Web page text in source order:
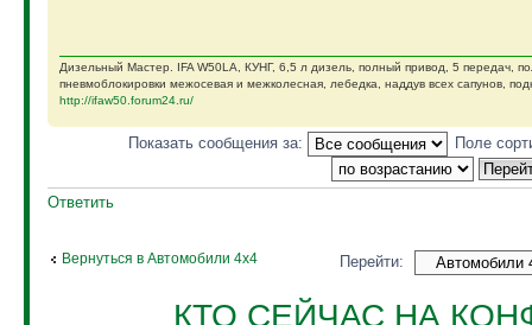
Дизельный Мастер. IFA W50LA, КУНГ, 6,5 л дизель, полный привод, 5 передач,
пневмоблокировки межосевая и межколесная, лебедка, наддув всех сапунов,
http://ifaw50.forum24.ru/
Показать сообщения за: Поле
Ответить
Вернуться в Автомобили 4х4 Перейти:
КТО СЕЙЧАС НА